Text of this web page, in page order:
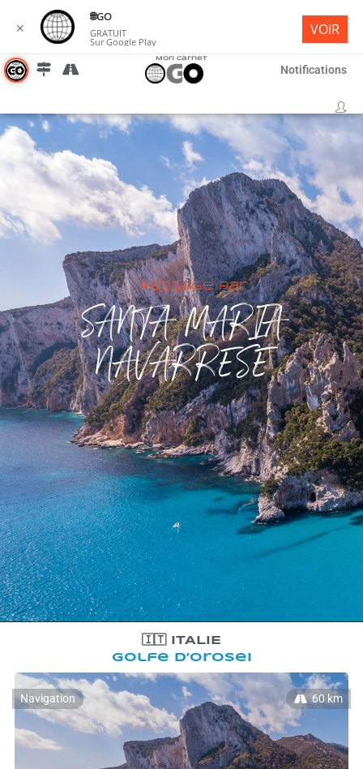
Mon Carnet
Notifications
Passage par
SANTA MARIA
NAVARRESE
🇮🇹 ITALIE
Golfe d’Orosei
Navigation 60 km
✕
🌐︎GO
GRATUIT
Sur Google Play
VOIR